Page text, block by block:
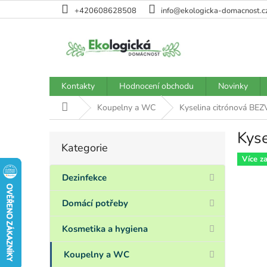
na
+420608628508 info@ekologicka-
Kontakty Hodnocení obchodu Novinky
Domů Koupelny a WC Kyselina citrónová
s
r
n
í
Přeskočit
Kategorie
Dezinfekce
Domácí potřeby
Kosmetika a hygiena
Koupelny a WC
Více